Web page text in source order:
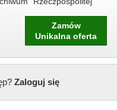
Zamów
Unikalna oferta
Zaloguj się